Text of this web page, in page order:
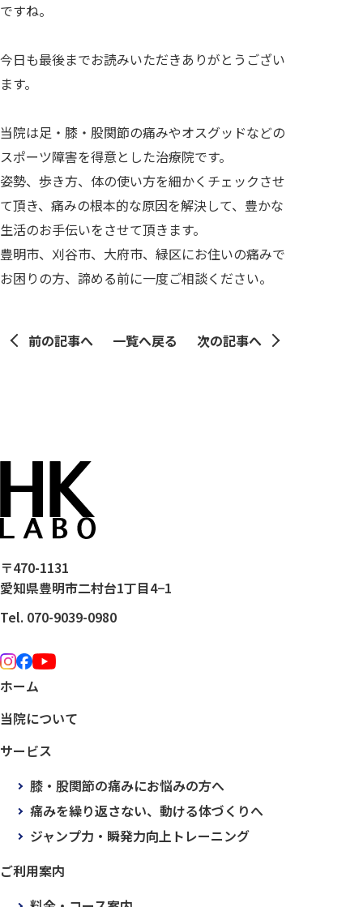
ですね。
今日も最後までお読みいただきありがとうござい
ます。
当院は足・膝・股関節の痛みやオスグッドなどの
スポーツ障害を得意とした治療院です。
姿勢、歩き方、体の使い方を細かくチェックさせ
て頂き、痛みの根本的な原因を解決して、豊かな
生活のお手伝いをさせて頂きます。
豊明市、刈谷市、大府市、緑区にお住いの痛みで
お困りの方、諦める前に一度ご相談ください。
前の記事へ 一覧へ戻る 次の記事へ
〒470-1131
愛知県豊明市二村台1丁目4−1
Tel. 070-9039-0980
ホーム
当院について
サービス
膝・股関節の痛みにお悩みの方へ
痛みを繰り返さない、動ける体づくりへ
ジャンプ力・瞬発力向上トレーニング
ご利用案内